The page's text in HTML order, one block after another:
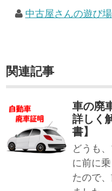
中古屋さんの遊び場
関連記事
車の廃
詳しく
書】
どうも
に前に
たので